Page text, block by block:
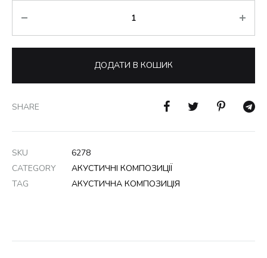
ДОДАТИ В КОШИК
SHARE
SKU
6278
CATEGORY
АКУСТИЧНІ КОМПОЗИЦІЇ
TAG
АКУСТИЧНА КОМПОЗИЦІЯ